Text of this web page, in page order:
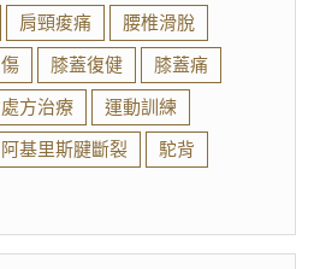
肩頸痠痛
腰椎滑脫
膝蓋復健
膝蓋痛
方治療
運動訓練
阿基里斯腱斷裂
駝背